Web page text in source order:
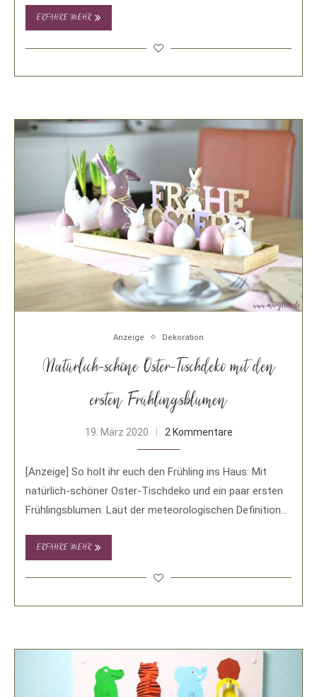
ERFAHRE MEHR
Anzeige Dekoration
Natürlich-schöne Oster-Tischdeko mit den
ersten Frühlingsblumen
19. März 2020 2 Kommentare
[Anzeige] So holt ihr euch den Frühling ins Haus: Mit
natürlich-schöner Oster-Tischdeko und ein paar ersten
Frühlingsblumen. Laut der meteorologischen Definition
ERFAHRE MEHR